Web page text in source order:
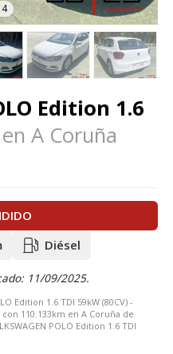
Edition 1.6
en A Coruña
Diésel
11/09/2025.
Edition 1.6 TDI 59kW (80CV) -
110.133km en A Coruña de
POLO Edition 1.6 TDI